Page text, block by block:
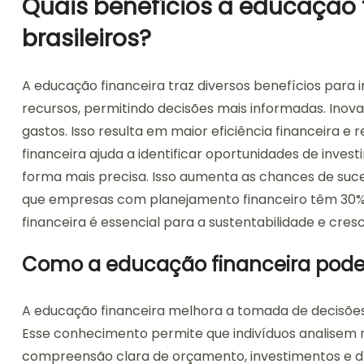
Quais benefícios a
brasileiros?
A educação financeira traz diversos benefícios para
recursos, permitindo decisões mais informadas.
gastos. Isso resulta em maior eficiência financeira e
financeira ajuda a identificar oportunidades de
forma mais precisa. Isso aumenta as chances de
que empresas com planejamento financeiro têm
financeira é essencial para a sustentabilidade e
Como a educação financeira
A educação financeira melhora a tomada de
Esse conhecimento permite que indivíduos
compreensão clara de orçamento, investimentos e